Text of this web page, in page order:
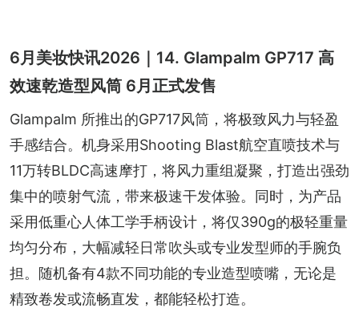
6月美妆快讯2026｜14. Glampalm GP717 高
效速乾造型风筒 6月正式发售
Glampalm 所推出的GP717风筒，将极致风力与轻盈
手感结合。机身采用Shooting Blast航空直喷技术与
11万转BLDC高速摩打，将风力重组凝聚，打造出强劲
集中的喷射气流，带来极速干发体验。同时，为产品
采用低重心人体工学手柄设计，将仅390g的极轻重量
均匀分布，大幅减轻日常吹头或专业发型师的手腕负
担。随机备有4款不同功能的专业造型喷嘴，无论是
精致卷发或流畅直发，都能轻松打造。